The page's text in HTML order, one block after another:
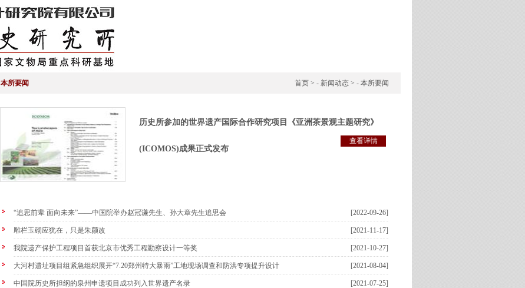
本所要闻 首页 > - 新闻动态 > - 本所要闻
历史所参加的世界遗产国际合作研究项目《亚洲茶景观主题研究》
(ICOMOS)成果正式发布
查看详情
“追思前辈 面向未来”——中国院举办赵冠谦先生、孙大章先生追思会 [2022-09-26]
雕栏玉砌应犹在，只是朱颜改 [2021-11-17]
我院遗产保护工程项目首获北京市优秀工程勘察设计一等奖 [2021-10-27]
大河村遗址项目组紧急组织展开“7.20郑州特大暴雨”工地现场调查和防洪专项提升设计 [2021-08-04]
中国院历史所担纲的泉州申遗项目成功列入世界遗产名录 [2021-07-25]